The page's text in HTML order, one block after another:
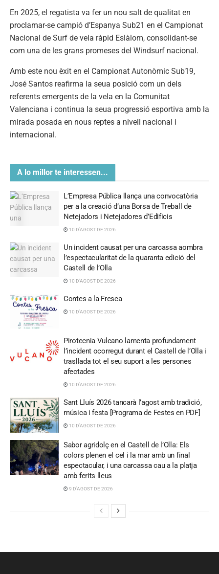
En 2025, el regatista va fer un nou salt de qualitat en
proclamar-se campió d’Espanya Sub21 en el Campionat
Nacional de Surf de vela ràpid Eslàlom, consolidant-se
com una de les grans promeses del Windsurf nacional.
Amb este nou èxit en el Campionat Autonòmic Sub19,
José Santos reafirma la seua posició com un dels
referents emergents de la vela en la Comunitat
Valenciana i continua la seua progressió esportiva amb la
mirada posada en nous reptes a nivell nacional i
internacional.
A lo millor te interessen...
L’Empresa Pública llança una convocatòria
per a la creació d’una Borsa de Treball de
Netejadors i Netejadores d’Edificis
10 D'AGOST DE 2026
Un incident causat per una carcassa aombra
l’espectacularitat de la quaranta edició del
Castell de l’Olla
10 D'AGOST DE 2026
Contes a la Fresca
10 D'AGOST DE 2026
Pirotecnia Vulcano lamenta profundament
l’incident ocorregut durant el Castell de l’Olla i
trasllada tot el seu suport a les persones
afectades
10 D'AGOST DE 2026
Sant Lluís 2026 tancarà l’agost amb tradició,
música i festa [Programa de Festes en PDF]
10 D'AGOST DE 2026
Sabor agridolç en el Castell de l’Olla: Els
colors plenen el cel i la mar amb un final
espectacular, i una carcassa cau a la platja
amb ferits lleus
9 D'AGOST DE 2026